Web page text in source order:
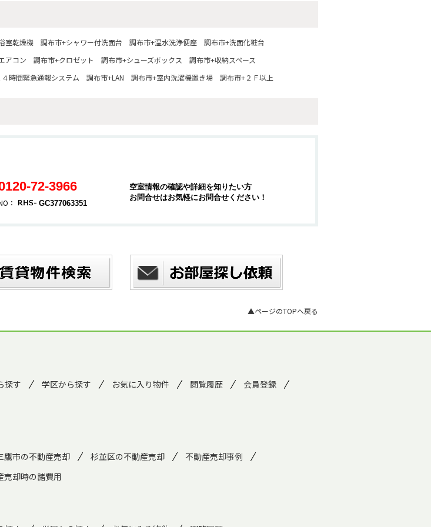
室乾燥機 調布市+シャワー付洗面台 調布市+温水洗浄便座
調布市+洗面化粧台
アコン 調布市+クロゼット 調布市+シューズボックス
調布市+収納スペース
時間緊急通報システム 調布市+LAN 調布市+室内洗濯機置き場 調布市+２Ｆ以上
72-3966
： GC377063351
空室情報の確認や詳細を知りたい方
お問合せはお気軽にお問合せください！
▲ページのTOPへ戻る
探す 学区から探す お気に入り物件 閲覧履歴
会員登録
鷹市の不動産売却 杉並区の不動産売却
不動産売却事例
売却時の諸費用